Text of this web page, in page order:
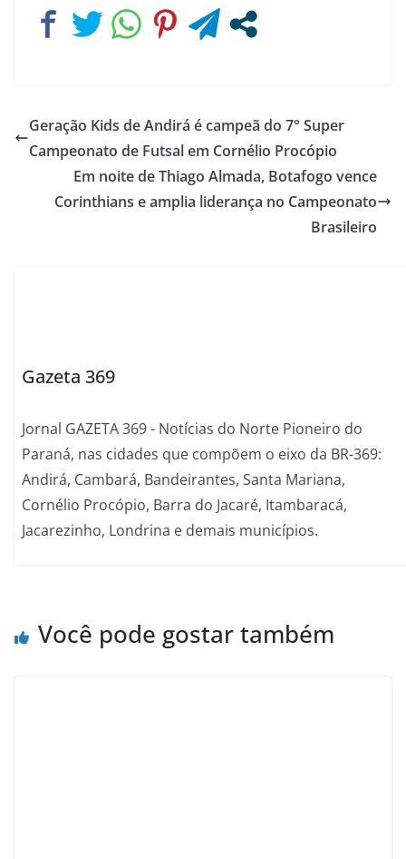
Geração Kids de Andirá é campeã do 7° Super
Campeonato de Futsal em Cornélio Procópio
Em noite de Thiago Almada, Botafogo vence
Corinthians e amplia liderança no Campeonato
Brasileiro
Gazeta 369
Jornal GAZETA 369 - Notícias do Norte Pioneiro do
Paraná, nas cidades que compõem o eixo da BR-369:
Andirá, Cambará, Bandeirantes, Santa Mariana,
Cornélio Procópio, Barra do Jacaré, Itambaracá,
Jacarezinho, Londrina e demais municípios.
Você pode gostar também